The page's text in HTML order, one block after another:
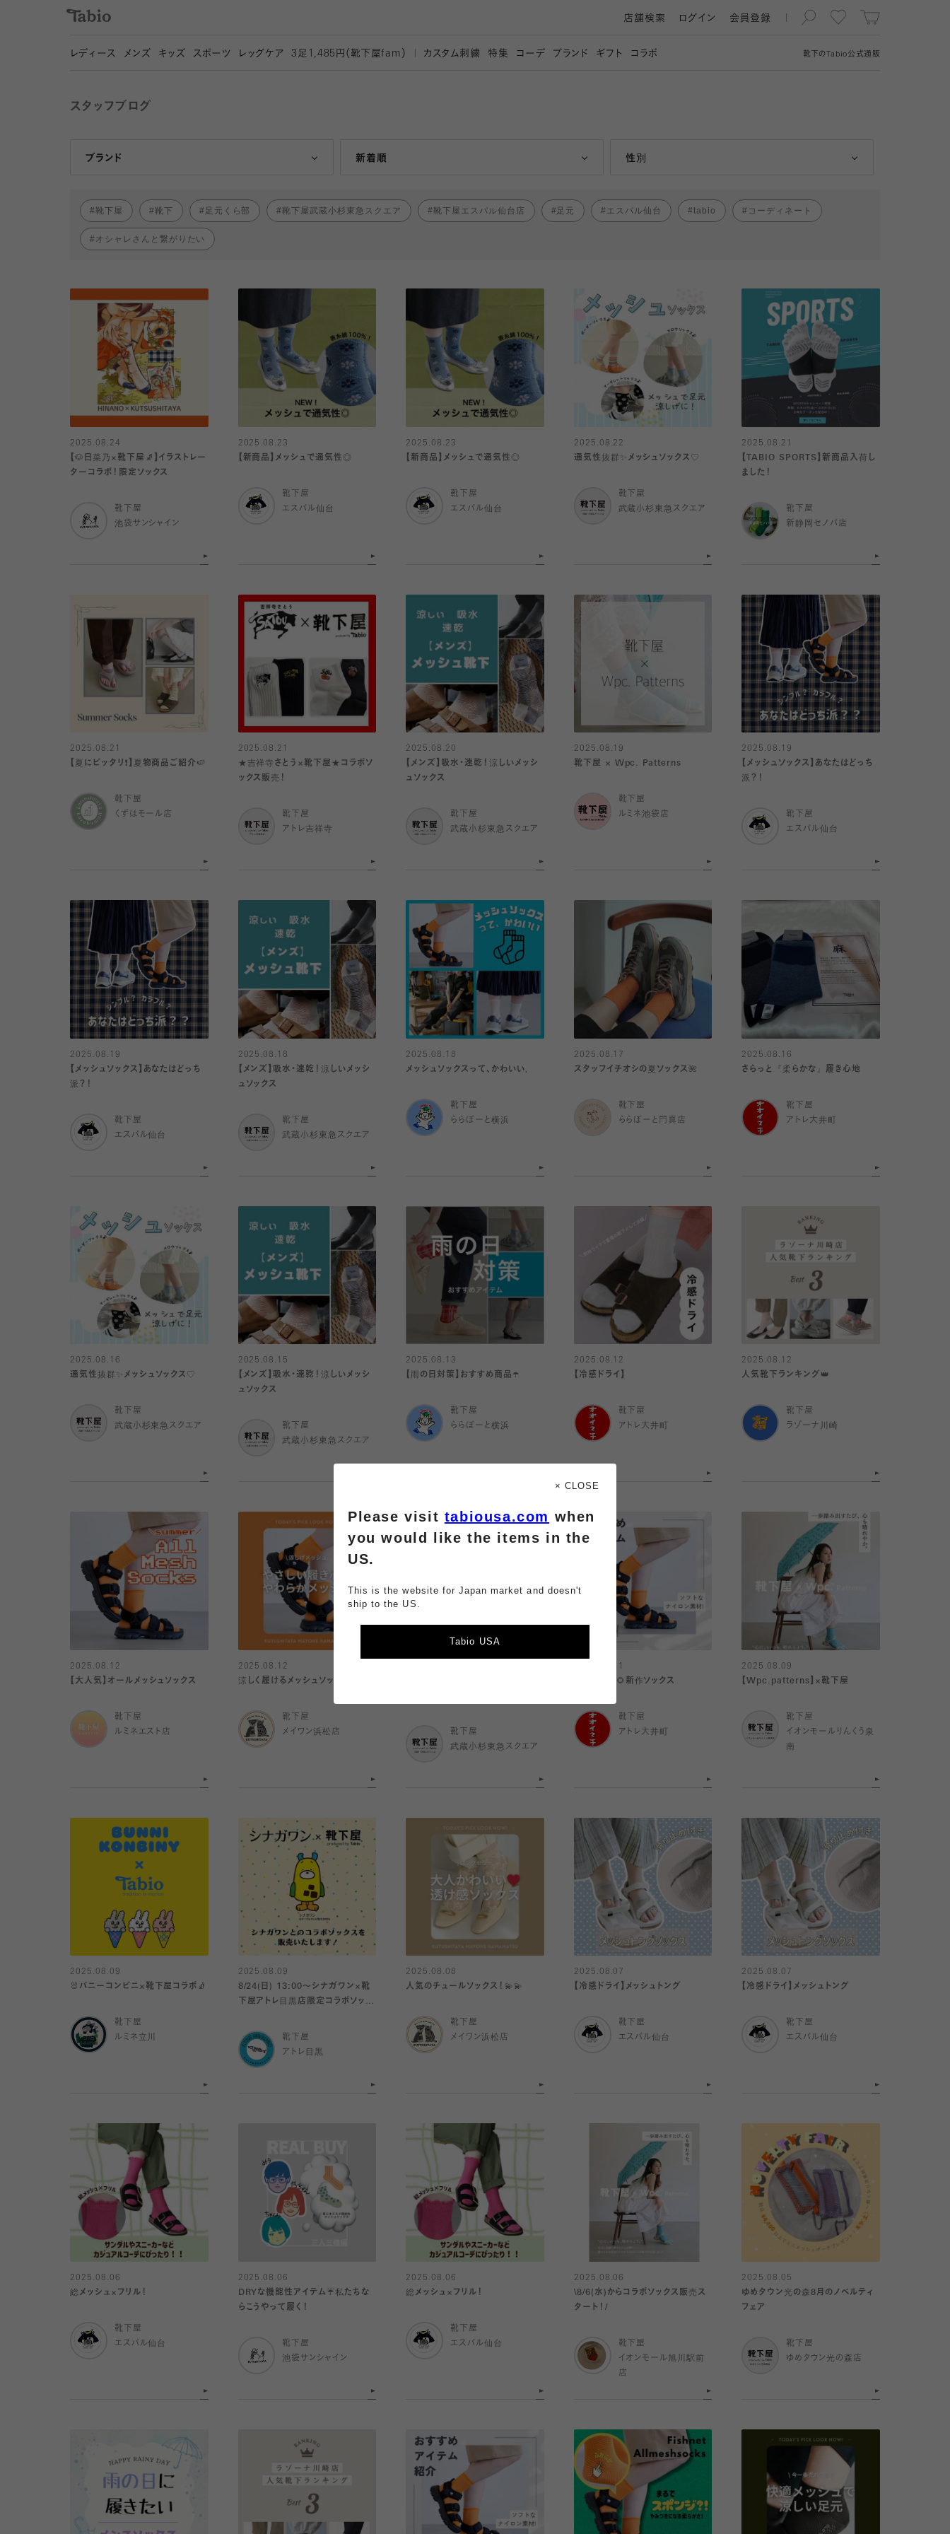
靴下の Tabio公式通販
店舗検索 ログイン 会員登録
レディース メンズ キッズ スポーツ レッグケア 3 足1,485円（靴下屋fam） カスタム刺繍 特集 コーデ ブランド ギフト コラボ
スタッフブログ
ブランド
Tabio 新着順
人気ランキング順 性別
女性
靴下屋 靴下 足元くら部 靴下屋武蔵小杉東急スクエア 靴下屋エスパル仙台店 足元 エスパル仙台 tabio コーディネート
オシャレさんと繋がりたい
2025.08.24
【🐶日菜乃×靴下屋🧦】イラストレー
ターコラボ！限定ソックス
靴下屋
池袋サンシャイン
2025.08.23
【新商品】メッシュで通気性◎
靴下屋
エスパル仙台
2025.08.23
【新商品】メッシュで通気性◎
靴下屋
エスパル仙台
2025.08.22
通気性抜群✨メッシュソックス♡
靴下屋
武蔵小杉東急スクエア
2025.08.21
【TABIO SPORTS】新商品入荷し
ました！
靴下屋
新静岡セノバ店
2025.08.21
【夏にピッタリ❗️】夏物商品ご紹介🍉
靴下屋
くずはモール店
2025.08.21
★吉祥寺さとう×靴下屋★コラボソ
ックス販売！
靴下屋
アトレ吉祥寺
2025.08.20
【メンズ】吸水・速乾！涼しいメッシ
ュソックス
靴下屋
武蔵小杉東急スクエア
2025.08.19
靴下屋 × Wpc. Patterns
靴下屋
ルミネ池袋店
2025.08.19
【メッシュソックス】あなたはどっち
派？！
靴下屋
エスパル仙台
2025.08.19
【メッシュソックス】あなたはどっち
派？！
靴下屋
エスパル仙台
2025.08.18
【メンズ】吸水・速乾！涼しいメッシ
ュソックス
靴下屋
武蔵小杉東急スクエア
2025.08.18
メッシュソックスって、かわいい．
靴下屋
ららぽーと横浜
2025.08.17
スタッフイチオシの夏ソックス🌺
靴下屋
ららぽーと門真店
2025.08.16
さらっと『柔らかな』履き心地
靴下屋
アトレ大井町
2025.08.16
通気性抜群✨メッシュソックス♡
靴下屋
武蔵小杉東急スクエア
2025.08.15
【メンズ】吸水・速乾！涼しいメッシ
ュソックス
靴下屋
武蔵小杉東急スクエア
2025.08.13
【雨の日対策】おすすめ商品☂️
靴下屋
ららぽーと横浜
2025.08.12
【冷感ドライ】
靴下屋
アトレ大井町
2025.08.12
人気靴下ランキング👑
靴下屋
ラゾーナ川崎
2025.08.12
【大人気】オールメッシュソックス
靴下屋
ルミネエスト店
2025.08.12
涼しく履けるメッシュソックス🧡
靴下屋
メイワン浜松店
靴下屋
武蔵小杉東急スクエア
2025.08.11
脱マンネリ🌻新作ソックス
靴下屋
アトレ大井町
2025.08.09
【Wpc.patterns】×靴下屋
靴下屋
イオンモールりんくう泉
南
2025.08.09
🐰バニーコンビニ×靴下屋コラボ🧦
靴下屋
ルミネ立川
2025.08.09
8/24(日) 13:00〜シナガワン×靴
下屋アトレ目黒店限定コラボソック
靴下屋
アトレ目黒
2025.08.08
人気のチュールソックス！💫💫
靴下屋
メイワン浜松店
2025.08.07
【冷感ドライ】メッシュトング
靴下屋
エスパル仙台
2025.08.07
【冷感ドライ】メッシュトング
靴下屋
エスパル仙台
2025.08.06
総メッシュ×フリル！
靴下屋
エスパル仙台
2025.08.06
DRYな機能性アイテム☔️私たちな
らこうやって履く！
靴下屋
池袋サンシャイン
2025.08.06
総メッシュ×フリル！
靴下屋
エスパル仙台
2025.08.06
\8/6(水)からコラボソックス販売ス
タート！/
靴下屋
イオンモール旭川駅前
店
2025.08.05
ゆめタウン光の森8月のノベルティ
フェア
靴下屋
ゆめタウン光の森店
× CLOSE
Please visit tabiousa.com when
you would like the items in the
US.
This is the website for Japan market and doesn't
ship to the US.
Tabio USA